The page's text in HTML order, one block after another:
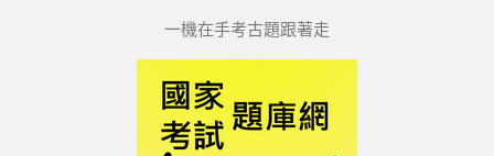
一機在手考古題跟著走